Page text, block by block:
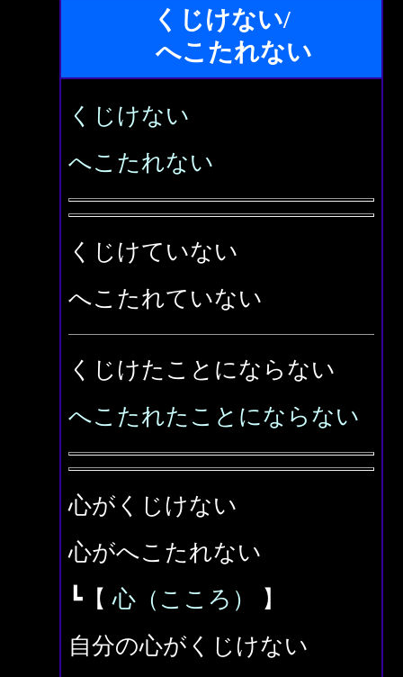
くじけない/
へこたれない
くじけない
へこたれない
くじけていない
へこたれていない
くじけたことにならない
へこたれたことにならない
心がくじけない
心がへこたれない
┗【心（こころ）
】
自分の心がくじけない